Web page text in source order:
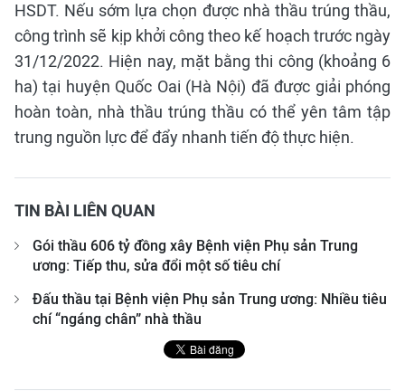
HSDT. Nếu sớm lựa chọn được nhà thầu trúng thầu,
công trình sẽ kịp khởi công theo kế hoạch trước ngày
31/12/2022. Hiện nay, mặt bằng thi công (khoảng 6
ha) tại huyện Quốc Oai (Hà Nội) đã được giải phóng
hoàn toàn, nhà thầu trúng thầu có thể yên tâm tập
trung nguồn lực để đẩy nhanh tiến độ thực hiện.
TIN BÀI LIÊN QUAN
Gói thầu 606 tỷ đồng xây Bệnh viện Phụ sản Trung
ương: Tiếp thu, sửa đổi một số tiêu chí
Đấu thầu tại Bệnh viện Phụ sản Trung ương: Nhiều tiêu
chí “ngáng chân” nhà thầu